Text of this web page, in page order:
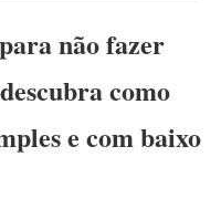
não fazer
como
e com baixo